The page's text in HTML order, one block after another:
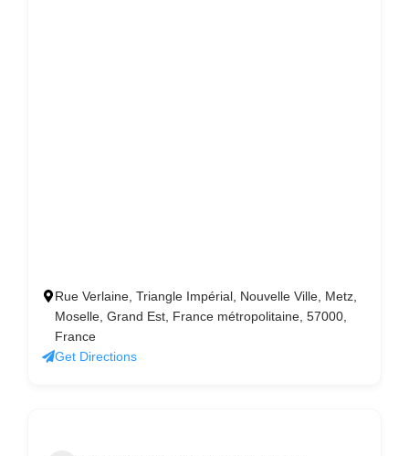
Rue Verlaine, Triangle Impérial, Nouvelle Ville, Metz,
Moselle, Grand Est, France métropolitaine, 57000,
France
Get Directions